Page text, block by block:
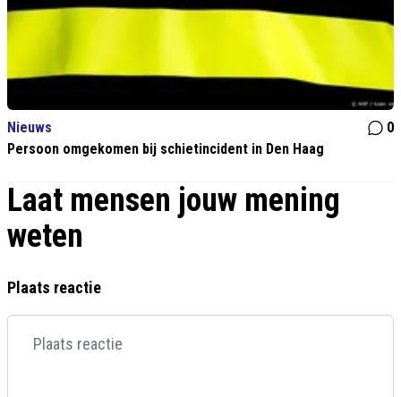
Nieuws
0
Persoon omgekomen bij schietincident in Den Haag
Laat mensen jouw mening
weten
Plaats reactie